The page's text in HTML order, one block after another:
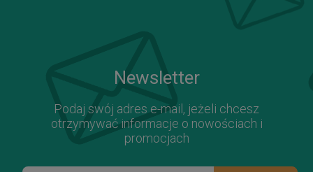
Newsletter
Podaj swój adres e-mail, jeżeli chcesz
otrzymywać informacje o nowościach i
promocjach